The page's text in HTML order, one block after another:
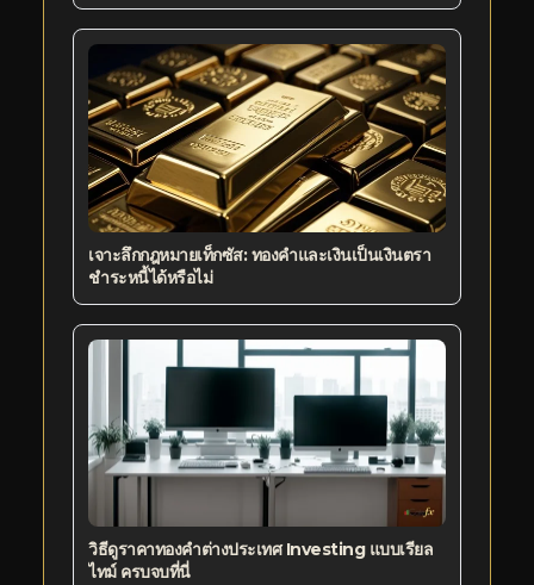
เจาะลึกกฎหมายเท็กซัส: ทองคำและเงินเป็นเงินตรา
ชำระหนี้ได้หรือไม่
วิธีดูราคาทองคำต่างประเทศ Investing แบบเรียล
ไทม์ ครบจบที่นี่